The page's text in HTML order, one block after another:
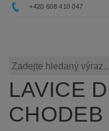
+420 608 410 047
LAVICE
CHODEB